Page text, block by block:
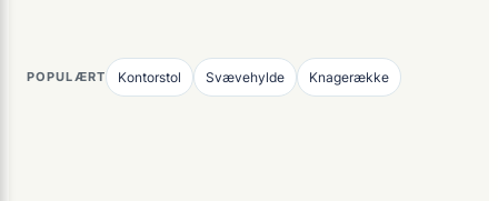
POPULÆRT Kontorstol Svævehylde Knagerække